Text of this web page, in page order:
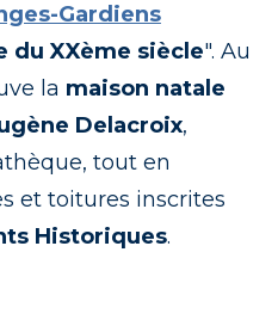
Gardiens
du XXème siècle". Au
la maison natale
Delacroix,
tout en
et toitures inscrites
Historiques.